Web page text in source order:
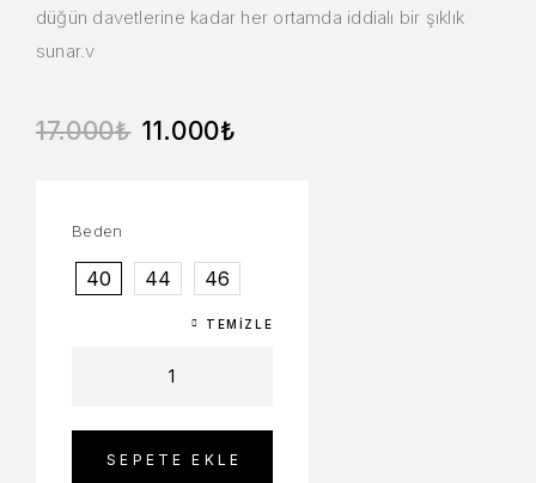
düğün davetlerine kadar her ortamda iddialı bir şıklık
sunar.v
17.000₺ 11.000₺
Beden
40 44 46
TEMIZLE
SEPETE EKLE